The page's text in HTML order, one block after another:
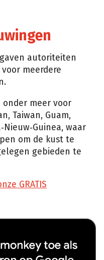
autoriteiten
meerdere
onder meer voor
Taiwan, Guam,
waar
om de kust te
gebieden te
GRATIS